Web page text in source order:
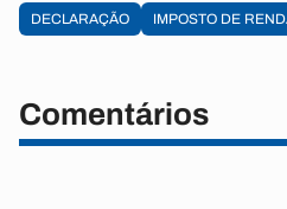
DECLARAÇÃO IMPOSTO DE
Comentários